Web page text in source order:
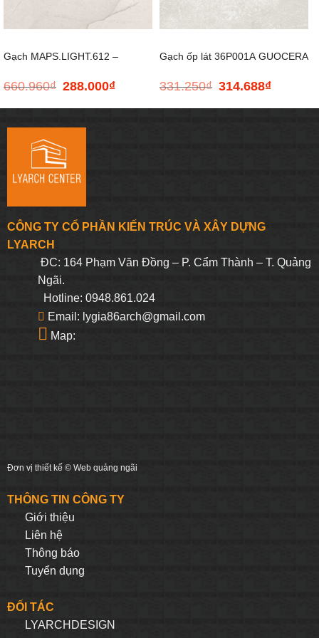
Gạch MAPS.LIGHT.612 –
660.960₫ Giá
660.960₫.
288.000₫Giá
Gạch ốp lát 36P001A GUOCERA
331.250₫ Giá
314.688₫Giá
CÔNG TY CỔ PHẦN KIẾN TRÚC VÀ XÂY DỰNG
LYARCH
ĐC: 164 Phạm Văn Đồng – P. Cẩm Thành – T. Quảng
Ngãi.
Hotline: 0948.861.024
Email: lygia86arch@gmail.com
Map:
Đơn vị thiết kế © Web quảng ngãi
THÔNG TIN CÔNG TY
Giới thiệu
Liên hệ
Thông báo
Tuyển dụng
ĐỐI TÁC
LYARCHDESIGN